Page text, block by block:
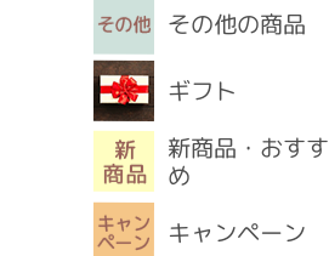
その他の商品
ギフト
新商品・おすす
め
キャンペーン